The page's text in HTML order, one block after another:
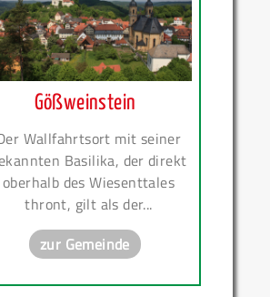
Gößweinstein
Wallfahrtsort mit seiner
Basilika, der direkt
oberhalb des Wiesenttales
thront, gilt als der...
zur Gemeinde